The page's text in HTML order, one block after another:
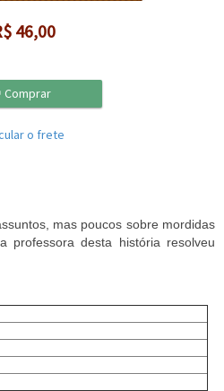
46,00
Comprar
o frete
mas poucos sobre mordidas
professora desta história resolveu